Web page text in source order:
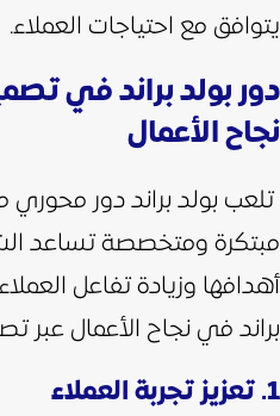
يتوافق مع احتياجات العملاء.
دور بولد براند في
نجاح الأعمال
تلعب بولد براند دور
مبتكرة ومتخصصة تساعد
أهدافها وزيادة تفاعل
براند في نجاح الأعمال عبر
1. تعزيز تجربة العملاء